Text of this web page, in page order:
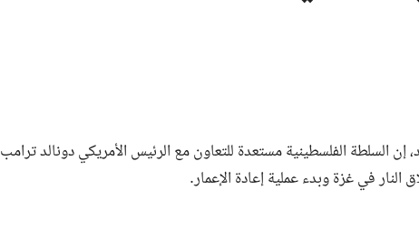
السلطة الفلسطينية مستعدة للتعاون مع الرئيس الأمريكي دونالد ترامب
في غزة وبدء عملية إعادة الإعمار.